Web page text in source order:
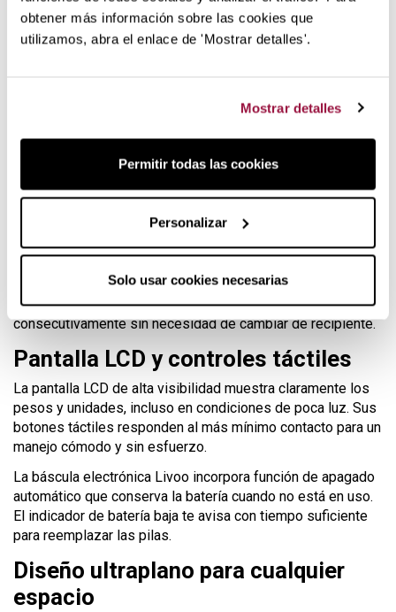
obtener más información sobre las cookies que
utilizamos, abra el enlace de 'Mostrar detalles'.
Mostrar detalles
Permitir todas las cookies
Personalizar
Solo usar cookies necesarias
Con capacidad para pesar hasta 5kg y precisión al gramo,
este instrumento esencial te ayuda a medir ingredientes
Múltiples unidades para todas tus
mediciones
diferentes unidades de medida (gramos, kilogramos, libras
y onzas) con solo pulsar un botón. Ideal tanto para recetas
para obtener exclusivamente el peso de tus ingredientes.
Perfecta para añadir múltiples ingredientes
consecutivamente sin necesidad de cambiar de recipiente.
Pantalla LCD y controles táctiles
La pantalla LCD de alta visibilidad muestra claramente los
pesos y unidades, incluso en condiciones de poca luz. Sus
botones táctiles responden al más mínimo contacto para un
manejo cómodo y sin esfuerzo.
La báscula electrónica Livoo incorpora función de apagado
automático que conserva la batería cuando no está en uso.
El indicador de batería baja te avisa con tiempo suficiente
para reemplazar las pilas.
Diseño ultraplano para cualquier
espacio